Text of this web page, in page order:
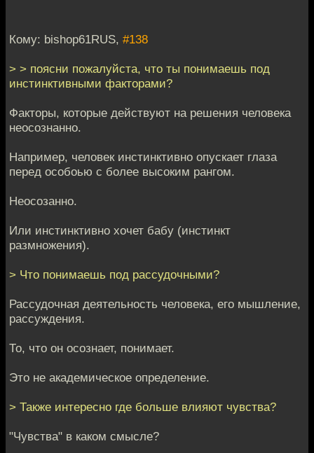
Кому: bishop61RUS, #138
> > поясни пожалуйста, что ты понимаешь под
инстинктивными факторами?
Факторы, которые действуют на решения человека
неосознанно.
Например, человек инстинктивно опускает глаза
перед особоью с более высоким рангом.
Неосозанно.
Или инстинктивно хочет бабу (инстинкт
размножения).
> Что понимаешь под рассудочными?
Рассудочная деятельность человека, его мышление,
рассуждения.
То, что он осознает, понимает.
Это не академическое определение.
> Также интересно где больше влияют чувства?
"Чувства" в каком смысле?